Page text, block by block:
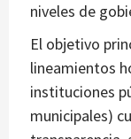
niveles de
El objetivo
lineamientos
instituciones
municipales)